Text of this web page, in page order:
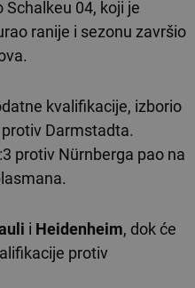
Schalkeu 04, koji je
ranije i sezonu završio
kvalifikacije, izborio
Darmstadta.
protiv Nürnberga pao na
i Heidenheim, dok će
protiv